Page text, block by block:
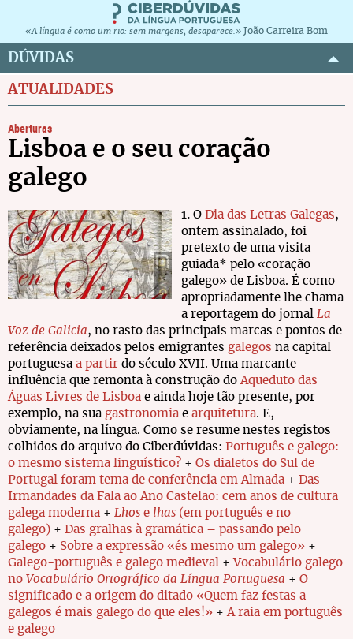
«A língua é como um rio: sem margens, desaparece.» João Carreira Bom
DÚVIDAS
ATUALIDADES
Aberturas
Lisboa e o seu coração
galego
1. O Dia das Letras Galegas,
ontem assinalado, foi
pretexto de uma visita
guiada* pelo «coração
galego» de Lisboa. É como
apropriadamente lhe chama
a reportagem do jornal La
Voz de Galicia, no rasto das principais marcas e pontos de
referência deixados pelos emigrantes galegos na capital
portuguesa a partir do século XVII. Uma marcante
influência que remonta à construção doAqueduto das
Águas Livres de Lisboa e ainda hoje tão presente, por
exemplo, na sua gastronomia e arquitetura. E,
obviamente, na língua. Como se resume nestes registos
colhidos do arquivo do Ciberdúvidas: Português e galego:
o mesmo sistema linguístico? + Os dialetos do Sul de
Portugal foram tema de conferência em Almada + Das
Irmandades da Fala ao Ano Castelao: cem anos de cultura
galega moderna + Lhos e lhas (em português e no
galego) + Das gralhas à gramática – passando pelo
galego + Sobre a expressão «és mesmo um galego» +
Galego-português e galego medieval + Vocabulário galego
no Vocabulário Ortográfico da Língua Portuguesa + O
significado e a origem do ditado «Quem faz festas a
galegos é mais galego do que eles!» +A raia em português
e galego